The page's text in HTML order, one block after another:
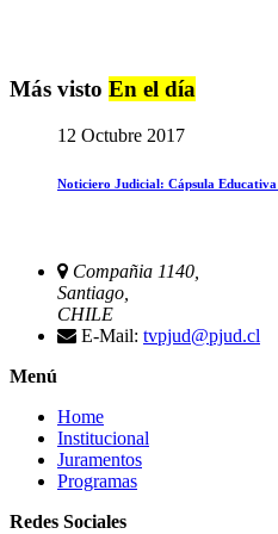
Más visto En el día
12 Octubre 2017
Noticiero Judicial: Cápsula Educativa
Compañia 1140,
Santiago,
CHILE
E-Mail: tvpjud@pjud.cl
Menú
Home
Institucional
Juramentos
Programas
Redes Sociales